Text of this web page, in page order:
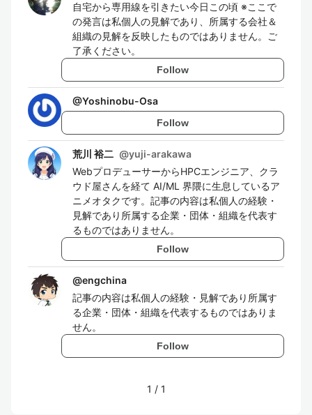
自宅から専用線を引きたい今日この頃 ※ここで
の発言は私個人の見解であり、所属する会社＆
組織の見解を反映したものではありません。ご
了承ください。
Follow
@Yoshinobu-Osa
Follow
荒川 裕二 @yuji-arakawa
WebプロデューサーからHPCエンジニア、クラ
ウド屋さんを経て AI/ML 界隈に生息しているア
ニメオタクです。記事の内容は私個人の経験・
見解であり所属する企業・団体・組織を代表す
るものではありません。
Follow
@engchina
記事の内容は私個人の経験・見解であり所属す
る企業・団体・組織を代表するものではありま
せん。
Follow
1 / 1